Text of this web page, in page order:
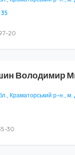
35
20
Володимир
Краматорський р-н., м.
30